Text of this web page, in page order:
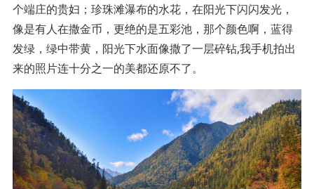
个端庄的贵妇；珍珠滩瀑布的水花，在阳光下闪闪发光，
像是有人在撒金币，更绝的是五彩池，那个颜色啊，蓝得
发绿，绿中带黄，阳光下水面像撒了一层碎钻,我手机拍出
来的照片连十分之一的美都还原不了。